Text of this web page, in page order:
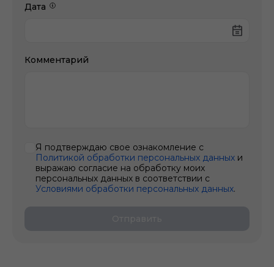
Дата
Комментарий
Я подтверждаю свое ознакомление с
Политикой обработки персональных данных и
выражаю согласие на обработку моих
персональных данных в соответствии с
Условиями обработки персональных данных.